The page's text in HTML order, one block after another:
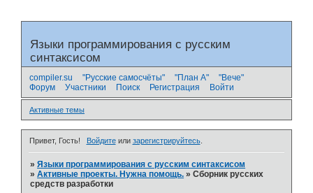
Языки программирования с русским
синтаксисом
compiler.su "Русские самосчёты" "План А"
"Вече"
Форум
Участники Поиск Регистрация Войти
Активные темы
Привет, Гость! Войдитеили зарегистрируйтесь.
»Языки программирования с русским синтаксисом
»Активные проекты. Нужна помощь. »Сборник русских
средств разработки